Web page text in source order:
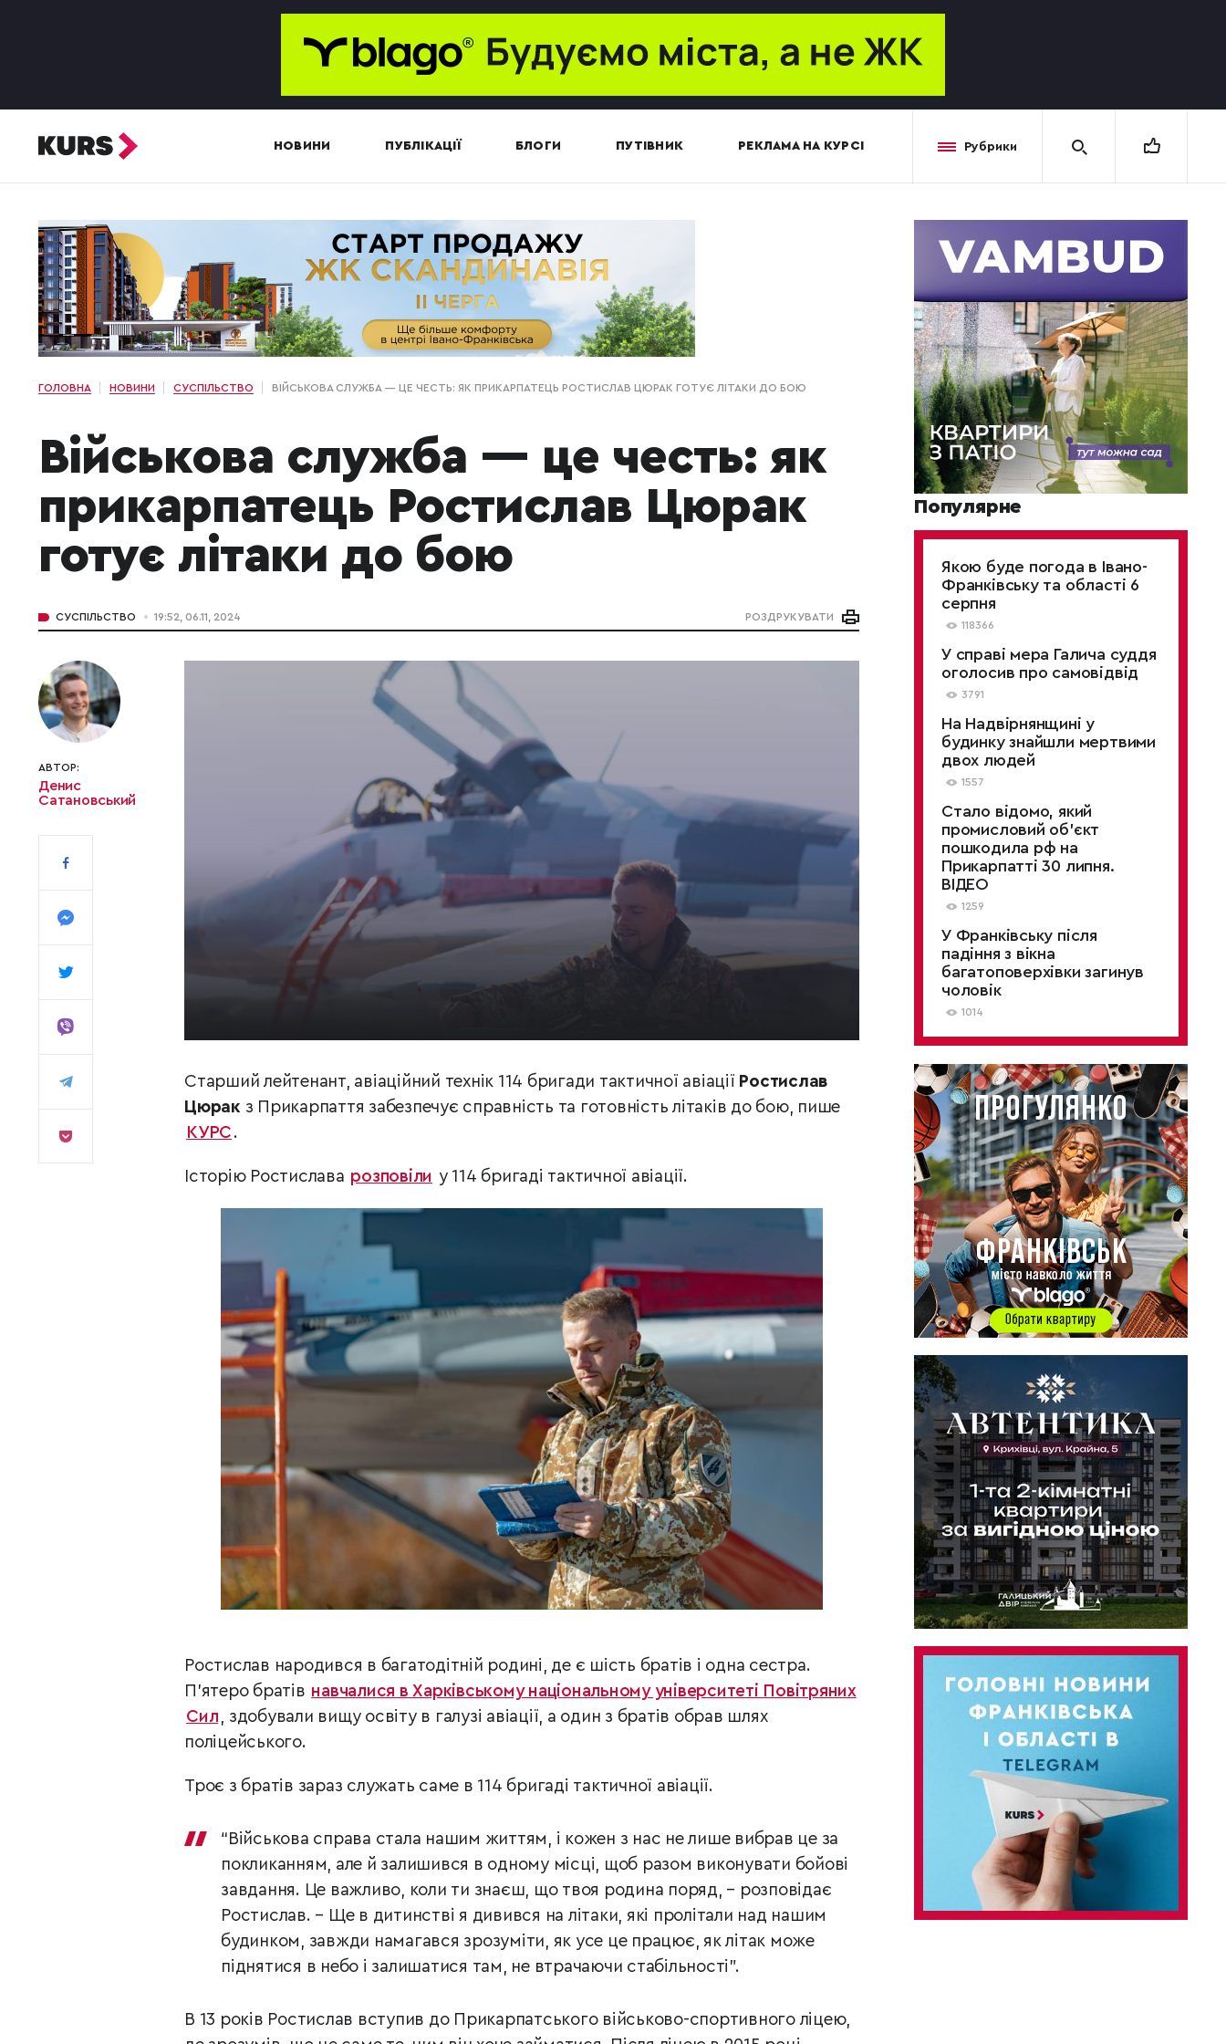
НОВИНИ ПУБЛІКАЦІЇ БЛОГИ ПУТІВНИК РЕКЛАМА НА КУРСІ Рубрики
ГОЛОВНА НОВИНИ СУСПІЛЬСТВО ВІЙСЬКОВА СЛУЖБА — ЦЕ ЧЕСТЬ: ЯК ПРИКАРПАТЕЦЬ РОСТИСЛАВ ЦЮРАК ГОТУЄ ЛІТАКИ ДО БОЮ
Військова служба — це честь: як
прикарпатець Ростислав Цюрак
готує літаки до бою
СУСПІЛЬСТВО 19:52, 06.11, 2024 РОЗДРУКУВАТИ
АВТОР:
Денис
Сатановський
Старший лейтенант, авіаційний технік 114 бригади тактичної авіації Ростислав
Цюрак з Прикарпаття забезпечує справність та готовність літаків до бою, пише
КУРС .
Історію Ростислава розповіли у 114 бригаді тактичної авіації.
Ростислав народився в багатодітній родині, де є шість братів і одна сестра.
П’ятеро братів навчалися в Харківському національному університеті Повітряних
Сил , здобували вищу освіту в галузі авіації, а один з братів обрав шлях
поліцейського.
Троє з братів зараз служать саме в 114 бригаді тактичної авіації.
“Військова справа стала нашим життям, і кожен з нас не лише вибрав це за
покликанням, але й залишився в одному місці, щоб разом виконувати бойові
завдання. Це важливо, коли ти знаєш, що твоя родина поряд, – розповідає
Ростислав. – Ще в дитинстві я дивився на літаки, які пролітали над нашим
будинком, завжди намагався зрозуміти, як усе це працює, як літак може
піднятися в небо і залишатися там, не втрачаючи стабільності”.
В 13 років Ростислав вступив до Прикарпатського військово-спортивного ліцею,
Популярне
Якою буде погода в Івано-
Франківську та області 6
серпня
118366
У справі мера Галича суддя
оголосив про самовідвід
3791
На Надвірнянщині у
будинку знайшли мертвими
двох людей
1557
Стало відомо, який
промисловий об’єкт
пошкодила рф на
Прикарпатті 30 липня.
ВІДЕО
1259
У Франківську після
падіння з вікна
багатоповерхівки загинув
чоловік
1014